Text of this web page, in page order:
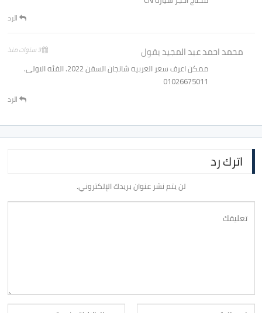
الرد
محمد احمد عبد المجيديقول 3 سنوات منذ
ممكن اعرف سعر العربيه شانجان السفن 2022. الفئه الاولى.
01026675011
الرد
اترك رد
لن يتم نشر عنوان بريدك الإلكتروني.